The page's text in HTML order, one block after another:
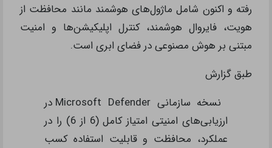
رفته و اکنون شامل ماژول‌های هوشمند مانند محافظت از
هویت، فایروال هوشمند، کنترل اپلیکیشن‌ها و امنیت
مبتنی بر هوش مصنوعی در فضای ابری است.
طبق گزارش
نسخه سازمانی Microsoft Defender در
ارزیابی‌های امنیتی امتیاز کامل (6 از 6) را در
عملکرد، محافظت و قابلیت استفاده کسب